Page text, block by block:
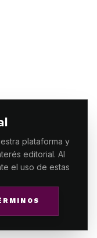
plataforma y
editorial. Al
el uso de estas